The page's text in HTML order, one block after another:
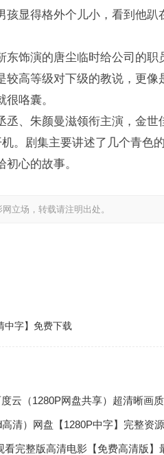
孩显得格外个儿小，看到他
东饰演的唐尘临时给公司的
较高等级对下级的教说，更
咯囊。
丞、朱颜曼滋领衔主演，金世
机。剧集主要讲述了几个青
心的故事。
立场，转载请注明出处。
中字】免费下载
云（1280P网盘共享）超清晰画质
高清）网盘【1280P中字】完整资
看完整版高清电影【免费高清版】